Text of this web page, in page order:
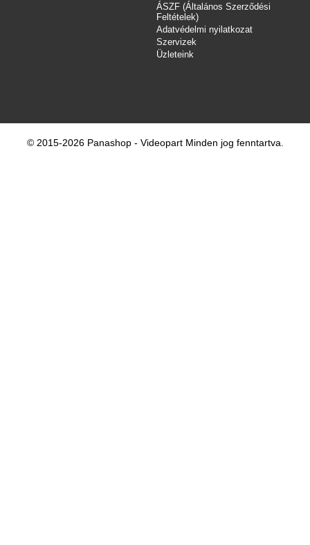
ÁSZF (Általános Szerződési
Feltételek)
Adatvédelmi nyilatkozat
Szervizek
Üzleteink
© 2015-2026 Panashop - Videopart Minden jog fenntartva.